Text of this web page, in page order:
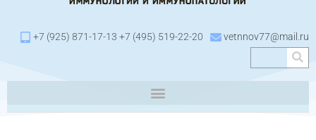
+7 (925) 871-17-13 +7 (495) 519-22-20 vetnnov77@mail.ru